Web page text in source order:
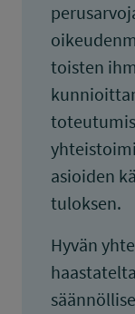
toisten
asioiden
tuloksen.
Hyvän